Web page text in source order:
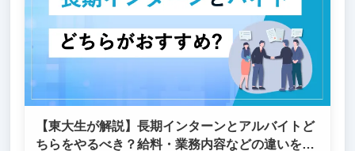
【東大生が解説】長期インターンとアルバイトど
ちらをやるべき？給料・業務内容などの違いを比